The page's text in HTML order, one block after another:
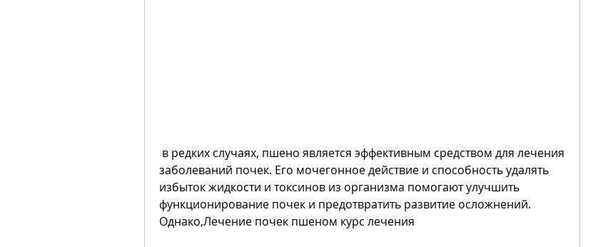
заболеваний почек. Его мочегонное действие и способность удалять
избыток жидкости и токсинов из организма помогают улучшить
функционирование почек и предотвратить развитие осложнений.
Однако,Лечение почек пшеном курс лечения